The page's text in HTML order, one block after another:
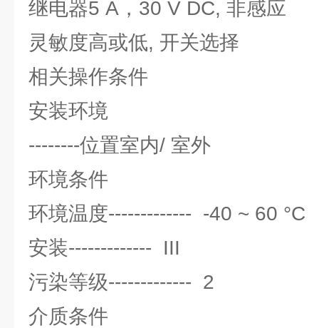
继电器5 A，30 V DC, 非感应
灵敏度高或低, 开关选择
相关操作条件
安装环境
--------位置室内/ 室外
环境条件
环境温度------------- -40 ~ 60 °C
安装------------- III
污染等级------------- 2
介质条件